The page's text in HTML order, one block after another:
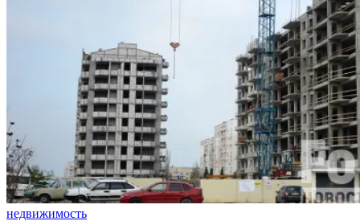
недвижимость